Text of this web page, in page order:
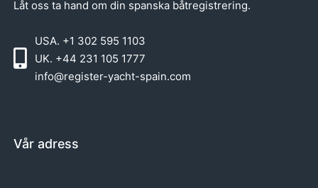
Låt oss ta hand om din spanska båtregistrering.
USA. +1 302 595 1103
UK. +44 231 105 1777
info@register-yacht-spain.com
Vår adress